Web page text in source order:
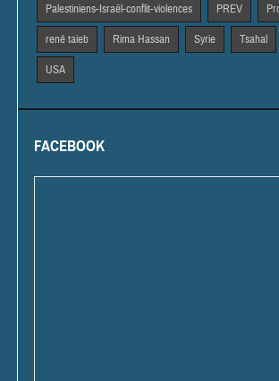
Palestiniens-Israël-conflit-violences PREV
rené taieb Rima Hassan Syrie Tsahal
USA
FACEBOOK